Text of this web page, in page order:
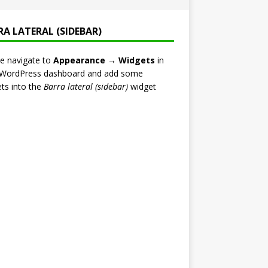
LATERAL (SIDEBAR)
navigate to Appearance → Widgets in
dashboard and add some
into the Barra lateral (sidebar)widget